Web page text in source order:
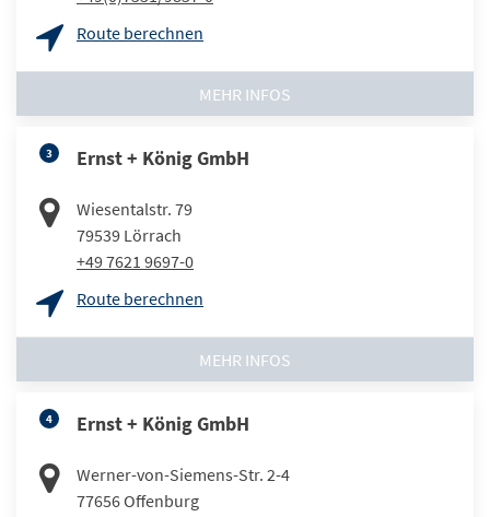
Route berechnen
MEHR INFOS
3 Ernst + König GmbH
Wiesentalstr. 79
79539 Lörrach
+49 7621 9697-0
Route berechnen
MEHR INFOS
4 Ernst + König GmbH
Werner-von-Siemens-Str. 2-4
77656Offenburg